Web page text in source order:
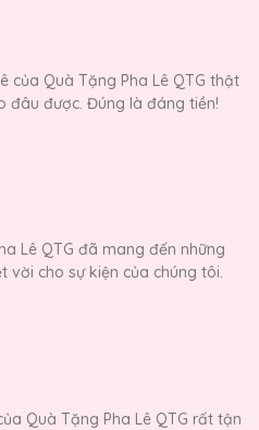
của Quà Tặng Pha Lê QTG thật
đâu được. Đúng là đáng tiền!
Lê QTG đã mang đến những
vời cho sự kiện của chúng tôi.
Quà Tặng Pha Lê QTG rất tận